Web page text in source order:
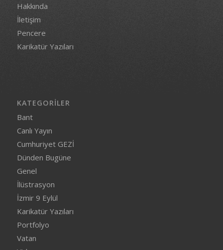
Hakkında
İletişim
Pencere
Karikatür Yazıları
KATEGORILER
Bant
Canlı Yayın
Cumhuriyet GEZİ
Dünden Bugüne
Genel
İlüstrasyon
İzmir 9 Eylül
Karikatür Yazıları
Portfolyo
Vatan